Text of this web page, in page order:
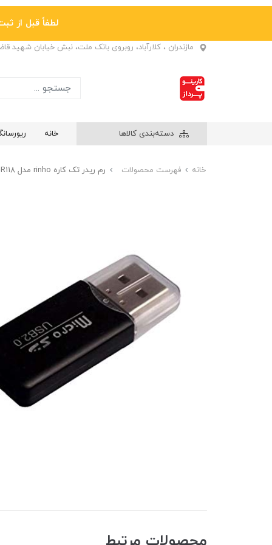
لطفاً قبل از ثبت
مازندران ، کلارآباد، روبروی بانک ملت، نبش خیابان شهید
دسته‌بندی کالاها خانه
خانه فهرست محصولات رم ریدر تک کاره rinho مدل PV-R118